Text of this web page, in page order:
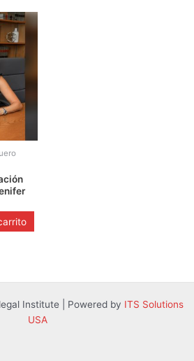
Institute | Powered by ITS Solutions
USA